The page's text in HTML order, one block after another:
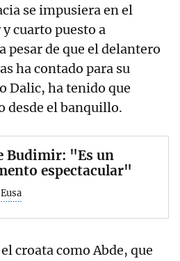
se impusiera en el
cuarto puesto a
pesar de que el delantero
ha contado para su
Dalic, ha tenido que
desde el banquillo.
Budimir: "Es un
espectacular"
croata como Abde, que